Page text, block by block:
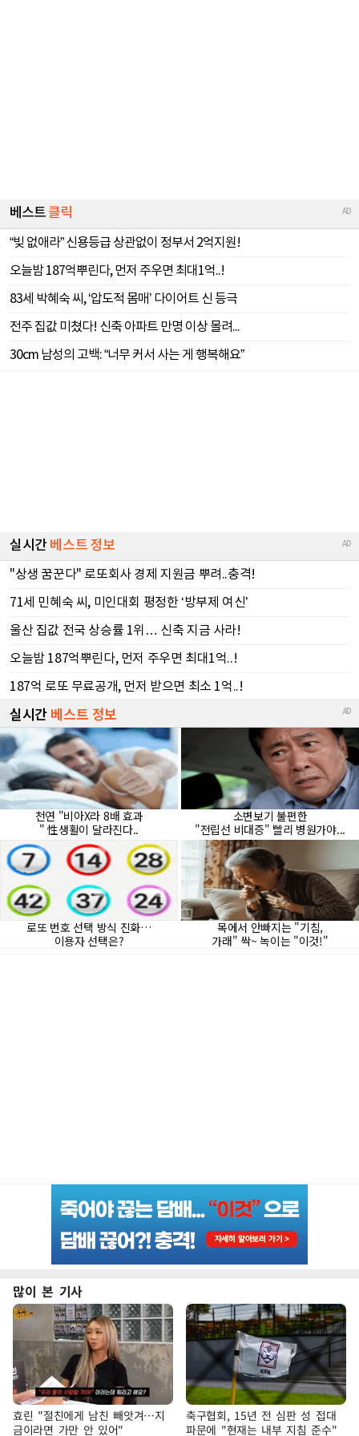
많이 본 기사
효린 "절친에게 남친 빼앗겨…지
금이라면 가만 안 있어"
축구협회, 15년 전 심판 성 접대
파문에 "현재는 내부 지침 준수"